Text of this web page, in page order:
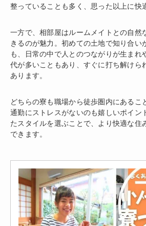
整っていることも多く、思った以上に快
一方で、相部屋はルームメイトとの自然
きるのが魅力。初めての土地で知り合い
も、日常の中で人とのつながりが生まれ
代が多いこともあり、すぐに打ち解けら
あります。
どちらの寮も職場から徒歩圏内にあるこ
通勤にストレスがないのも嬉しいポイン
たスタイルを選ぶことで、より快適な住
できます。